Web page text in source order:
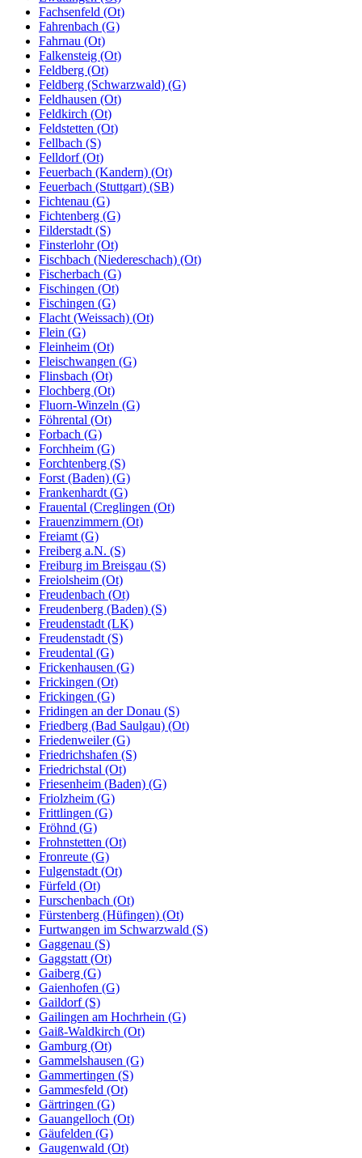
Fachsenfeld (Ot)
Fahrenbach (G)
Fahrnau (Ot)
Falkensteig (Ot)
Feldberg (Ot)
Feldberg (Schwarzwald) (G)
Feldhausen (Ot)
Feldkirch (Ot)
Feldstetten (Ot)
Fellbach (S)
Felldorf (Ot)
Feuerbach (Kandern) (Ot)
Feuerbach (Stuttgart) (SB)
Fichtenau (G)
Fichtenberg (G)
Filderstadt (S)
Finsterlohr (Ot)
Fischbach (Niedereschach) (Ot)
Fischerbach (G)
Fischingen (Ot)
Fischingen (G)
Flacht (Weissach) (Ot)
Flein (G)
Fleinheim (Ot)
Fleischwangen (G)
Flinsbach (Ot)
Flochberg (Ot)
Fluorn-Winzeln (G)
Föhrental (Ot)
Forbach (G)
Forchheim (G)
Forchtenberg (S)
Forst (Baden) (G)
Frankenhardt (G)
Frauental (Creglingen (Ot)
Frauenzimmern (Ot)
Freiamt (G)
Freiberg a.N. (S)
Freiburg im Breisgau (S)
Freiolsheim (Ot)
Freudenbach (Ot)
Freudenberg (Baden) (S)
Freudenstadt (LK)
Freudenstadt (S)
Freudental (G)
Frickenhausen (G)
Frickingen (Ot)
Frickingen (G)
Fridingen an der Donau (S)
Friedberg (Bad Saulgau) (Ot)
Friedenweiler (G)
Friedrichshafen (S)
Friedrichstal (Ot)
Friesenheim (Baden) (G)
Friolzheim (G)
Frittlingen (G)
Fröhnd (G)
Frohnstetten (Ot)
Fronreute (G)
Fulgenstadt (Ot)
Fürfeld (Ot)
Furschenbach (Ot)
Fürstenberg (Hüfingen) (Ot)
Furtwangen im Schwarzwald (S)
Gaggenau (S)
Gaggstatt (Ot)
Gaiberg (G)
Gaienhofen (G)
Gaildorf (S)
Gailingen am Hochrhein (G)
Gaiß-Waldkirch (Ot)
Gamburg (Ot)
Gammelshausen (G)
Gammertingen (S)
Gammesfeld (Ot)
Gärtringen (G)
Gauangelloch (Ot)
Gäufelden (G)
Gaugenwald (Ot)